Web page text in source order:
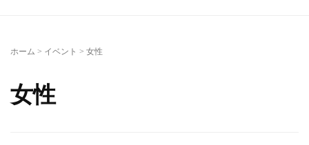
ホーム > イベント > 女性
女性